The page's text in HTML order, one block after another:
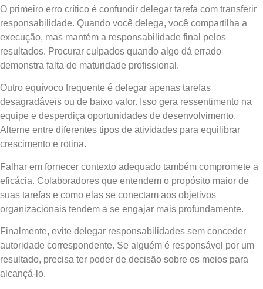
O primeiro erro crítico é confundir delegar tarefa com transferir
responsabilidade. Quando você delega, você compartilha a
execução, mas mantém a responsabilidade final pelos
resultados. Procurar culpados quando algo dá errado
demonstra falta de maturidade profissional.
Outro equívoco frequente é delegar apenas tarefas
desagradáveis ou de baixo valor. Isso gera ressentimento na
equipe e desperdiça oportunidades de desenvolvimento.
Alterne entre diferentes tipos de atividades para equilibrar
crescimento e rotina.
Falhar em fornecer contexto adequado também compromete a
eficácia. Colaboradores que entendem o propósito maior de
suas tarefas e como elas se conectam aos objetivos
organizacionais tendem a se engajar mais profundamente.
Finalmente, evite delegar responsabilidades sem conceder
autoridade correspondente. Se alguém é responsável por um
resultado, precisa ter poder de decisão sobre os meios para
alcançá-lo.